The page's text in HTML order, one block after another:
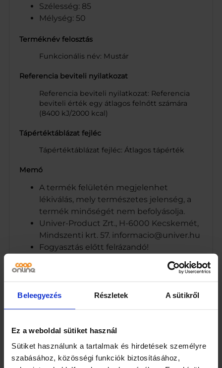
Beleegyezés Részletek A sütikről
Ez a weboldal sütiket használ
Sütiket használunk a tartalmak és hirdetések személyre
szabásához, közösségi funkciók biztosításához,
Szélesség: 85
Mélység: 50
Terméknév felosztás
Funkcionális név: Mustár
Referencia beviteli nyilatkozat
Referencia beviteli nyilatkozat: Referencia
beviteli érték egy átlagos felnőtt számára
(8400 kJ/2000 kcal)
Tápértéktáblázat fejléc
Tápértéktáblázat fejléc: Átlagos tápérték
Memó
A termék felületén megjelenhet
lékiválás, mely természetes jelenség, a
termék minőségét nem befolyásolja.
Univer-Product Zrt., H-6000 Kecskemét,
Mindszenti krt. 57. informacio@univer.hu
Fogyasztás előtt felrázandó!
Minőségét megőrzi (nap, hónap, év) a
termék hátoldalán jelzett időpontig.
Tárolás: napfénytől és fagytól védett,
száraz, hűvös helyen.
Univer-Product Zrt., H-6000 Kecskemét,
informacio@univer.hu
Mustár
H-6000 Kecskemét, Mindszenti krt. 57.